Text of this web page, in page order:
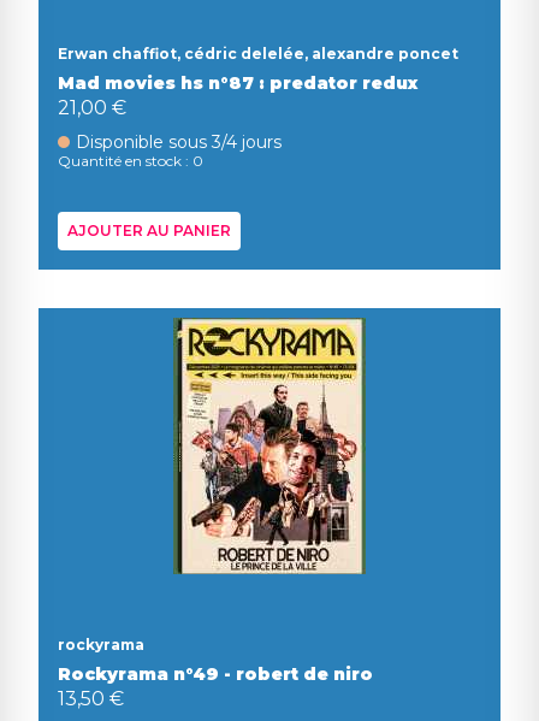
Erwan chaffiot, cédric delelée, alexandre poncet
Mad movies hs n°87 : predator redux
21,00 €
Disponible sous 3/4 jours
Quantité en stock : 0
AJOUTER AU PANIER
rockyrama
Rockyrama n°49 - robert de niro
13,50 €